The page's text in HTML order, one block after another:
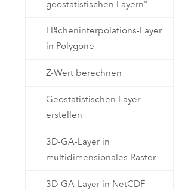
geostatistischen Layern"
Flächeninterpolations-Layer
in Polygone
Z-Wert berechnen
Geostatistischen Layer
erstellen
3D-GA-Layer in
multidimensionales Raster
3D-GA-Layer in NetCDF